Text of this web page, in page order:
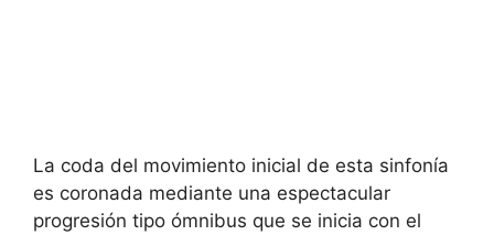
La coda del movimiento inicial de esta sinfonía
es coronada mediante una espectacular
progresión tipo ómnibus que se inicia con el